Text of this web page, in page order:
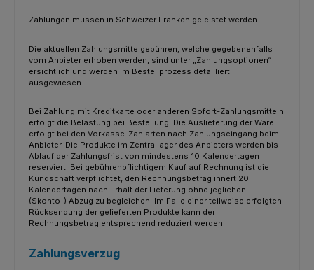
Zahlungen müssen in Schweizer Franken geleistet werden.
Die aktuellen Zahlungsmittelgebühren, welche gegebenenfalls
vom Anbieter erhoben werden, sind unter „Zahlungsoptionen“
ersichtlich und werden im Bestellprozess detailliert
ausgewiesen.
Bei Zahlung mit Kreditkarte oder anderen Sofort-Zahlungsmitteln
erfolgt die Belastung bei Bestellung. Die Auslieferung der Ware
erfolgt bei den Vorkasse-Zahlarten nach Zahlungseingang beim
Anbieter. Die Produkte im Zentrallager des Anbieters werden bis
Ablauf der Zahlungsfrist von mindestens 10 Kalendertagen
reserviert. Bei gebührenpflichtigem Kauf auf Rechnung ist die
Kundschaft verpflichtet, den Rechnungsbetrag innert 20
Kalendertagen nach Erhalt der Lieferung ohne jeglichen
(Skonto-) Abzug zu begleichen. Im Falle einer teilweise erfolgten
Rücksendung der gelieferten Produkte kann der
Rechnungsbetrag entsprechend reduziert werden.
Zahlungsverzug